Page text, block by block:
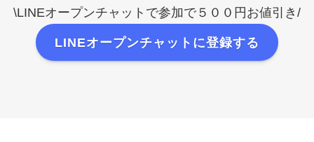
\LINEオープンチャットで参加で５００円お値引き/
LINEオープンチャットに登録する